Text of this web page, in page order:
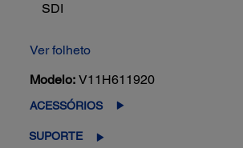
SDI
Ver folheto
Modelo: V11H611920
ACESSÓRIOS
SUPORTE